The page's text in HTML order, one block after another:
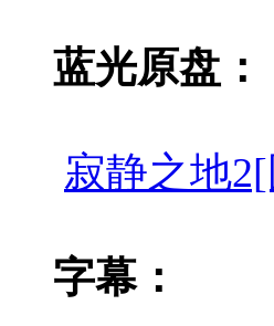
蓝光原盘：
寂静之地
字幕：